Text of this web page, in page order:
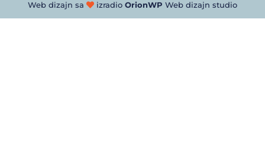
Web dizajn sa izradio OrionWP Web dizajn studio